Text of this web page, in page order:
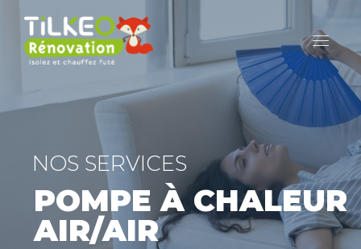
POMPE À CHALEUR
AIR/AIR
NOS SERVICES